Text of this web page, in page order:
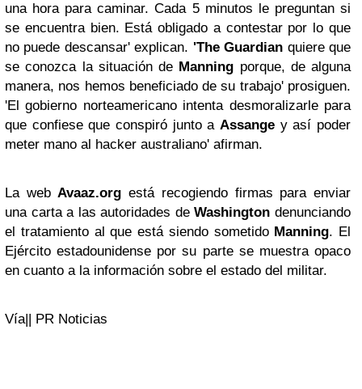
una hora para caminar. Cada 5 minutos le preguntan si
se encuentra bien. Está obligado a contestar por lo que
no puede descansar' explican. 'The Guardian quiere que
se conozca la situación de Manning porque, de alguna
manera, nos hemos beneficiado de su trabajo' prosiguen.
'El gobierno norteamericano intenta desmoralizarle para
que confiese que conspiró junto a Assange y así poder
meter mano al hacker australiano' afirman.
La webAvaaz.org está recogiendo firmas para enviar
una carta a las autoridades deWashington denunciando
el tratamiento al que está siendo sometido Manning. El
Ejército estadounidense por su parte se muestra opaco
en cuanto a la información sobre el estado del militar.
Vía|| PR Noticias